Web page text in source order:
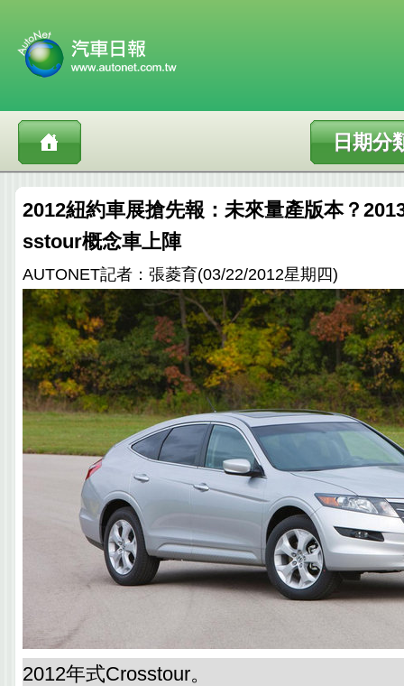
日期分
2012紐約車展搶先報：未來量產版本？
sstour概念車上陣
AUTONET記者：張菱育(03/22/2012星期四)
2012年式Crosstour。